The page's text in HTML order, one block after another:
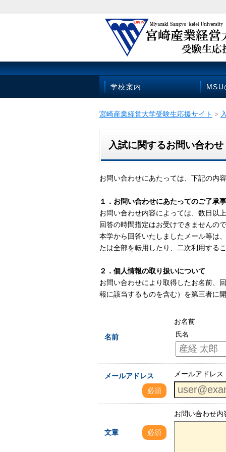
学校案内 MSU
宮崎産業経営大学受験生応援サイト >
入試に関するお問い合わせ
お問い合わせにあたっては、下記の内
１．お問い合わせにあたってのご了承
お問い合わせ内容によっては、数日以
回答の時間指定はお受けできませんの
本学から回答いたしましたメール等は
たは全部を転用したり、二次利用する
２．個人情報の取り扱いについて
お問い合わせにより取得したお名前、
報に該当するものを含む）を第三者に
名前
お名前
氏名
メールアドレス
必須
メールアドレス
文章 必須
お問い合わせ内